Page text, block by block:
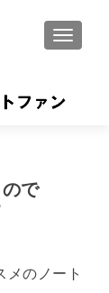
MENU
で
メのノート